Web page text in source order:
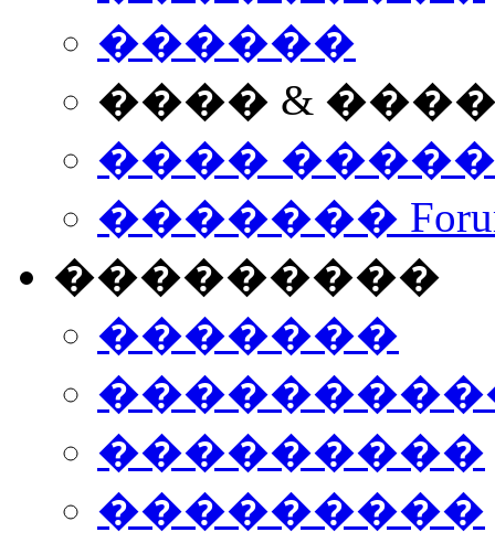
������
���� &
����
�������
���������
�������
���������
���������